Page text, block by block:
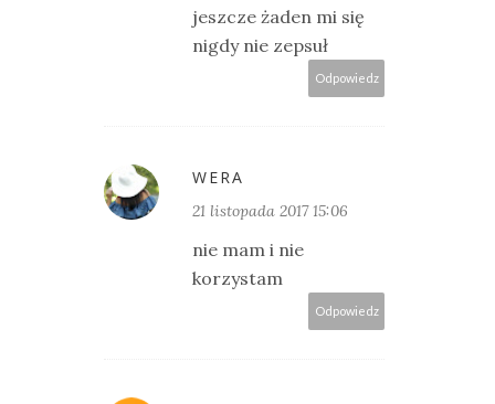
jeszcze żaden mi się
nigdy nie zepsuł
Odpowiedz
WERA
21 listopada 2017 15:06
nie mam i nie
korzystam
Odpowiedz